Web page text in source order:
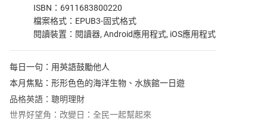
ISBN：6911683800220
檔案格式：EPUB3-固式格式
閱讀裝置：閱讀器, Android應用程式, iOS應用程式
每日一句：用英語鼓勵他人
本月焦點：形形色色的海洋生物、水族館一日遊
品格英語：聰明理財
世界好望角：改變日：全民一起幫起來